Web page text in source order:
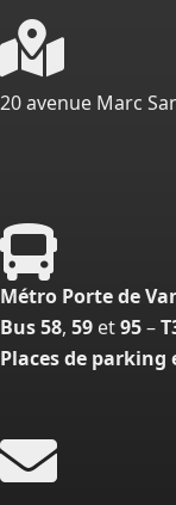
20 avenue Marc
Métro Porte de
Bus 58, 59 et95–
Places de parking